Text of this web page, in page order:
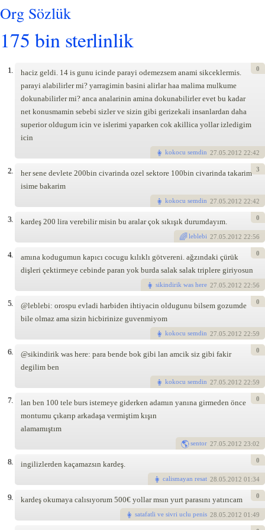
Org Sözlük
175 bin sterlinlik
1.
haciz geldi. 14 is gunu icinde parayi odemezsem anami sikceklermis.
parayi alabilirler mi? yarragimin basini alirlar haa malima mulkume
dokunabilirler mi? anca analarinin amina dokunabilirler evet bu kadar
net konusmamin sebebi sizler ve sizin gibi gerizekali insanlardan daha
superior oldugum icin ve islerimi yaparken cok akillica yollar izledigim
icin
kokocu semdin 27.05.2012 22:42
0
2.
her sene devlete 200bin civarinda ozel sektore 100bin civarinda takarim
isime bakarim
kokocu semdin 27.05.2012 22:42
3
3. kardeş 200 lira verebilir misin bu aralar çok sıkışık durumdayım.
leblebi 27.05.2012 22:56
0
4.
amına kodugumun kapıcı cocugu kılıklı götvereni. ağzındaki çürük
dişleri çektirmeye cebinde paran yok burda salak salak triplere giriyosun
sikindirik was here 27.05.2012 22:56
0
5.
@leblebi: orospu evladi harbiden ihtiyacin oldugunu bilsem gozumde
bile olmaz ama sizin hicbirinize guvenmiyom
kokocu semdin 27.05.2012 22:59
0
6.
@sikindirik was here: para bende bok gibi lan amcik siz gibi fakir
degilim ben
kokocu semdin 27.05.2012 22:59
0
7.
lan ben 100 tele burs istemeye giderken adamın yanına girmeden önce
montumu çıkarıp arkadaşa vermiştim kışın
alamamıştım
sentor 27.05.2012 23:02
0
8. ingilizlerden kaçamazsın kardeş.
calismayan resat 28.05.2012 01:34
0
9. kardeş okumaya calısıyorum 500€ yollar msın yurt parasını yatırıcam
satafatli ve sivri uclu penis 28.05.2012 01:49
0